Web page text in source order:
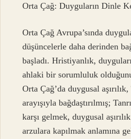
Orta Çağ: Duyguların Dinle
Orta Çağ Avrupa’sında
düşüncelerle daha derinden
başladı. Hristiyanlık,
ahlaki bir sorumluluk
Orta Çağ’da duygusal aşırılık,
arayışıyla bağdaştırılmış;
karşı gelmek, duygusal
arzulara kapılmak anlamına